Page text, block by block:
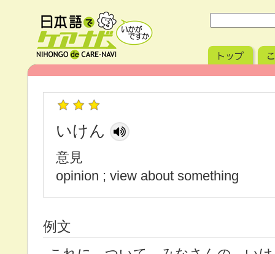
いけん
意見
opinion ; view about something
例文